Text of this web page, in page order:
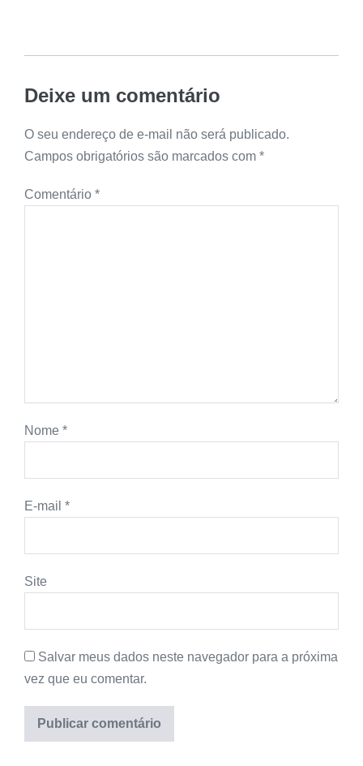
Deixe um comentário
O seu endereço de e-mail não será publicado.
Campos obrigatórios são marcados com *
Comentário *
Nome *
E-mail *
Site
Salvar meus dados neste navegador para a próxima
vez que eu comentar.